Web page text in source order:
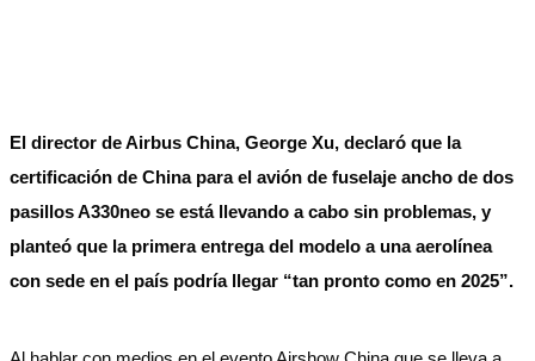
El director de Airbus China, George Xu, declaró que la
certificación de China para el avión de fuselaje ancho de dos
pasillos A330neo se está llevando a cabo sin problemas, y
planteó que la primera entrega del modelo a una aerolínea
con sede en el país podría llegar “tan pronto como en 2025”.